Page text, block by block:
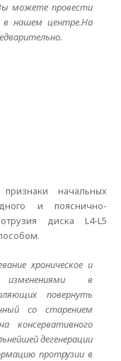
можете провести
в нашем центре.На
начальных
и пояснично-
диска L4-L5
хроническое и
в
повернуть
со старением
консервативного
дегенерации
протрузии в